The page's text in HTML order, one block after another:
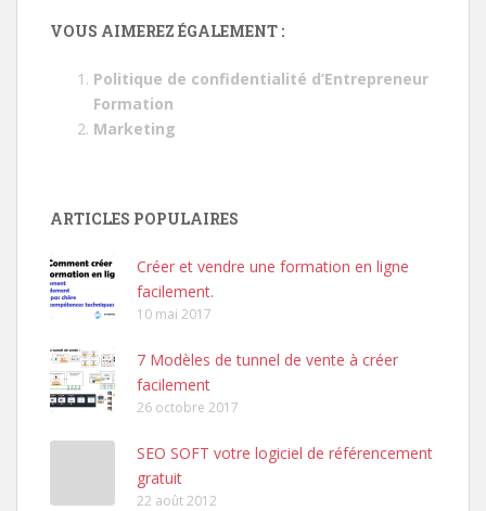
améliorer
VOUS AIMEREZ ÉGALEMENT :
Politique de confidentialité d’Entrepreneur
Formation
Marketing
ARTICLES POPULAIRES
Créer et vendre une formation en ligne
facilement.
10 mai 2017
7 Modèles de tunnel de vente à créer
facilement
26 octobre 2017
SEO SOFT votre logiciel de référencement
gratuit
22 août 2012